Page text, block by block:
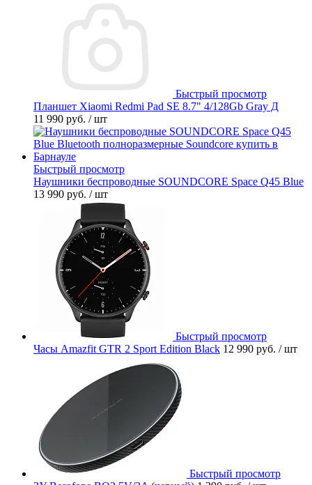
Быстрый просмотр
Планшет Xiaomi Redmi Pad SE 8.7" 4/128Gb Gray Д
11 990 руб. / шт
Быстрый просмотр
Наушники беспроводные SOUNDCORE Space Q45 Blue
13 990 руб. / шт
Быстрый просмотр
Часы Amazfit GTR 2 Sport Edition Black 12 990 руб. / шт
Быстрый просмотр